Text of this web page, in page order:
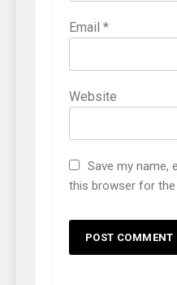
Email *
Website
Save my name,
this browser for